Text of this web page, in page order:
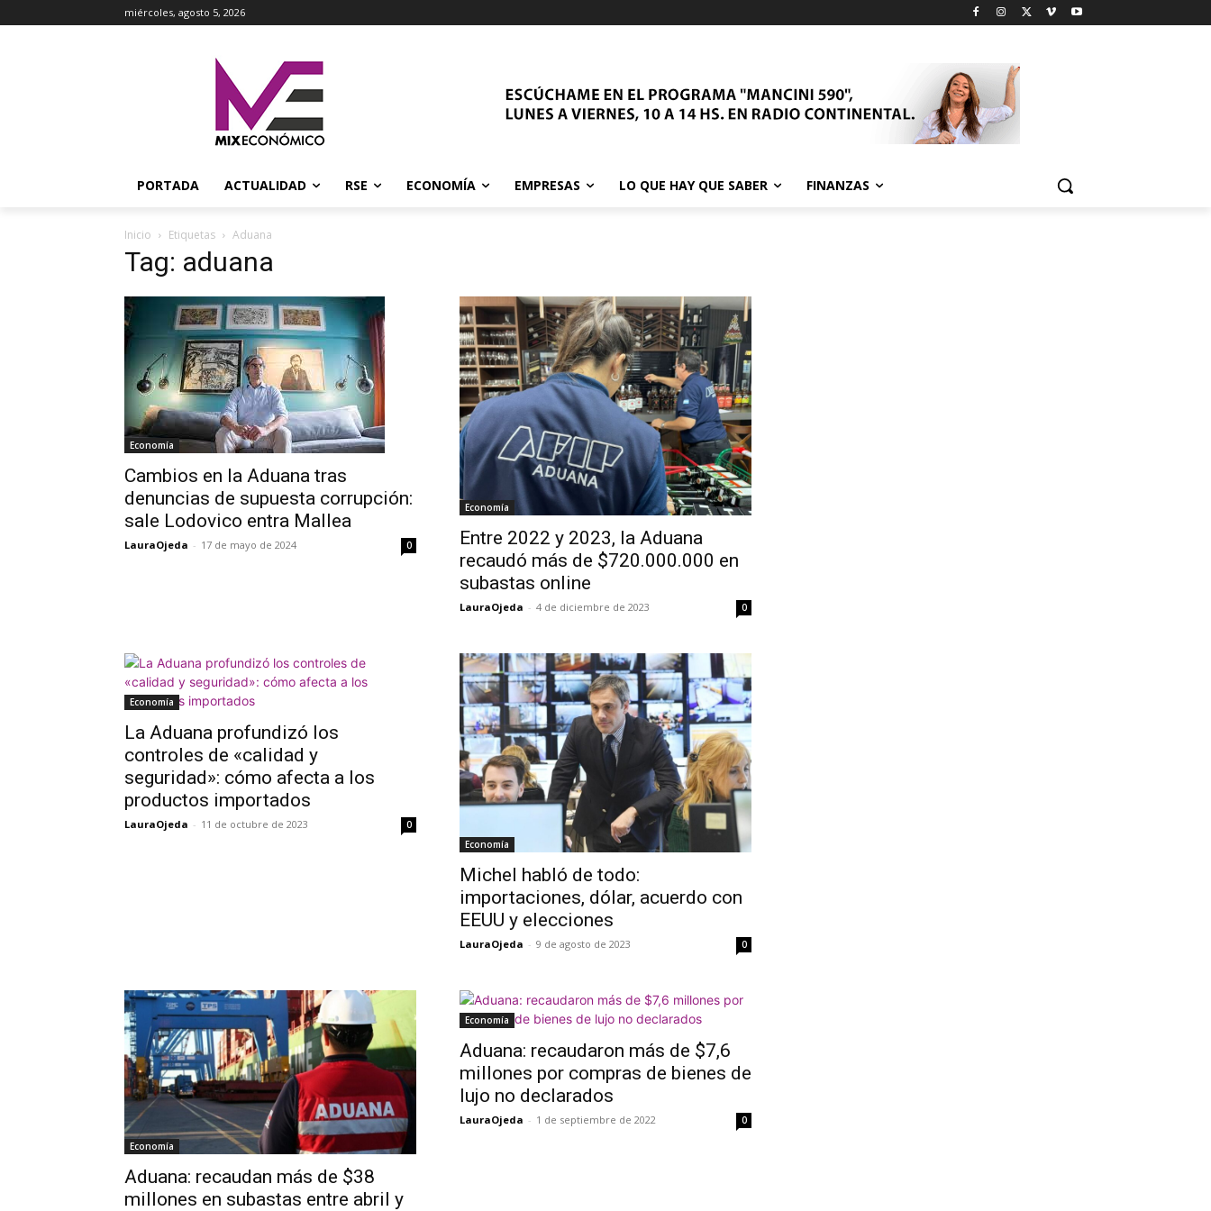
miércoles, agosto 5, 2026
PORTADA ACTUALIDAD RSE ECONOMÍA EMPRESAS LO QUE HAY QUE SABER FINANZAS
Inicio Etiquetas Aduana
Tag: aduana
Economía
Cambios en la Aduana tras
denuncias de supuesta corrupción:
sale Lodovico entra Mallea
LauraOjeda - 17 de mayo de 2024 0
Economía
Entre 2022 y 2023, la Aduana
recaudó más de $720.000.000 en
subastas online
LauraOjeda - 4 de diciembre de 2023 0
Economía
La Aduana profundizó los
controles de «calidad y
seguridad»: cómo afecta a los
productos importados
LauraOjeda - 11 de octubre de 2023
0
Economía
Michel habló de todo:
importaciones, dólar, acuerdo con
EEUU y elecciones
LauraOjeda - 9 de agosto de 2023 0
Economía
Aduana: recaudan más de $38
millones en subastas entre abril y
Economía
Aduana: recaudaron más de $7,6
millones por compras de bienes de
lujo no declarados
LauraOjeda - 1 de septiembre de 2022 0